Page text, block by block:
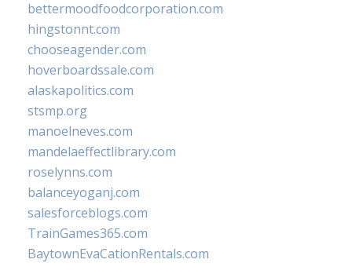
bettermoodfoodcorporation.com
hingstonnt.com
chooseagender.com
hoverboardssale.com
alaskapolitics.com
stsmp.org
manoelneves.com
mandelaeffectlibrary.com
roselynns.com
balanceyoganj.com
salesforceblogs.com
TrainGames365.com
BaytownEvaCationRentals.com